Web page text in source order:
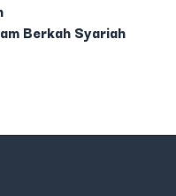
Berkah Syariah